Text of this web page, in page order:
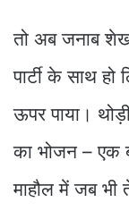
तो अब जनाब
पार्टी के साथ
ऊपर पाया।
का भोजन – एक
माहौल में जब